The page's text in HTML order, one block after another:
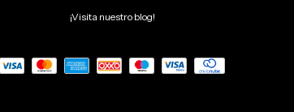
¡Visita nuestro blog!